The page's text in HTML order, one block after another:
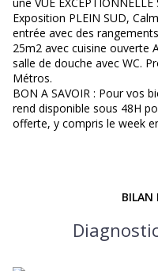
Exposition PLEIN SUD,
entrée avec des
25m2 avec cuisine ouverte
salle de douche avec WC.
Métros.
BON A SAVOIR : Pour vos
rend disponible sous 48H
offerte, y compris le week
BILAN